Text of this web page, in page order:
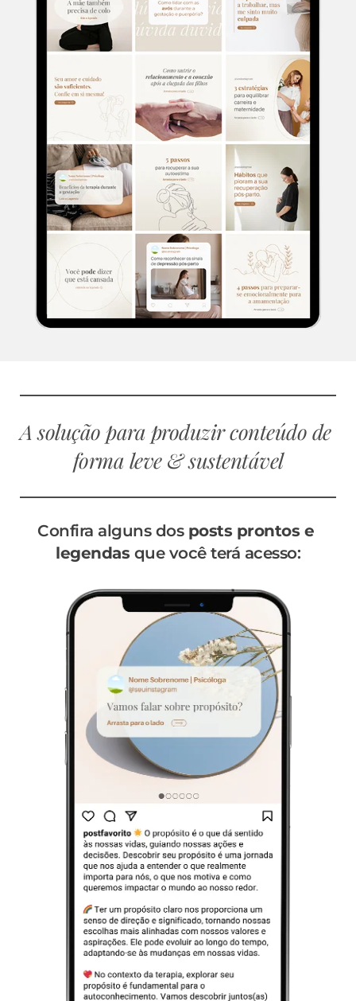
A solução para produzir conteúdo de
forma leve & sustentável
Confira alguns dos posts prontos e
legendas que você terá acesso: